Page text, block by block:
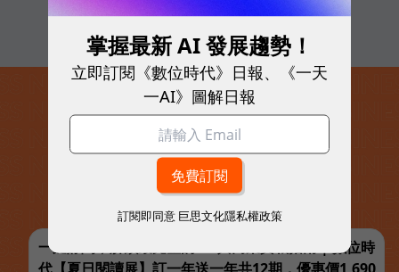
一鍵訂閱，解鎖最完整的 AI 與商業實戰指南 | 數位時
掌握最新 AI 發展趨勢！
立即訂閱《數位時代》日報、《一天
一AI》圖解日報
訂閱即同意 巨思文化隱私權政策